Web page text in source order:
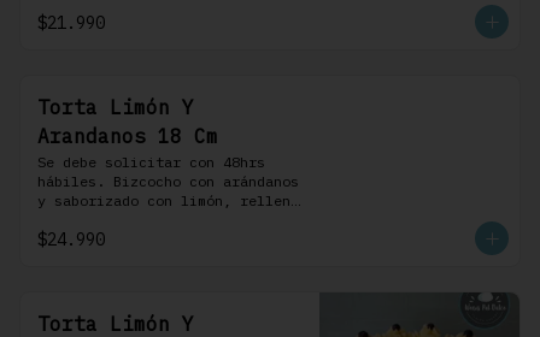
de leche cubierta con nuestra
$21.990
Torta Limón Y
Arandanos 18 Cm
Se debe solicitar con 48hrs
hábiles. Bizcocho con arándanos
y saborizado con limón, rellena
rojos y cubierta con un
$24.990
Torta Limón Y